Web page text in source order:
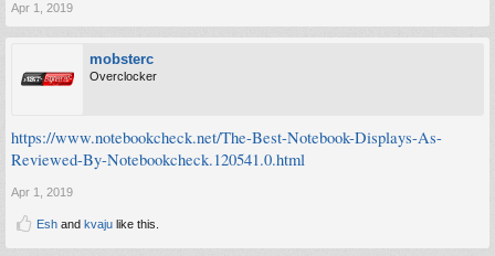
Apr 1, 2019
mobsterc
Overclocker
https://www.notebookcheck.net/The-Best-Notebook-Displays-As-
Reviewed-By-Notebookcheck.120541.0.html
Apr 1, 2019
Esh and kvaju like this.